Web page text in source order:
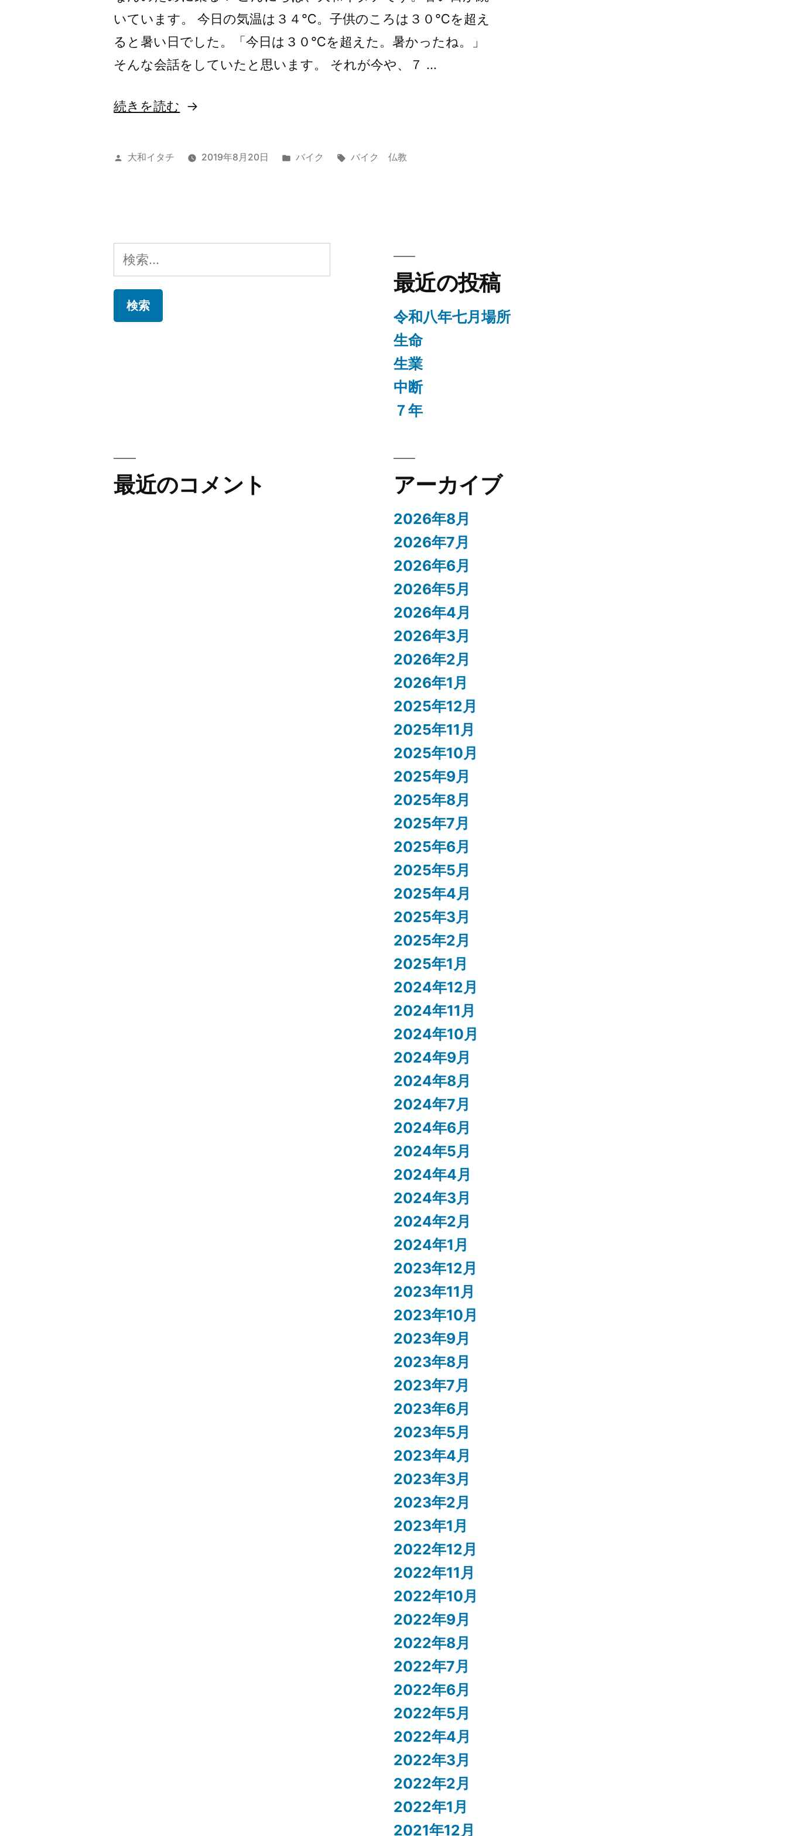
いています。 今日の気温は３４℃。子供のころは３０℃を超え
ると暑い日でした。「今日は３０℃を超えた。暑かったね。」
そんな会話をしていたと思います。 それが今や、７ …
“バ
ク
が
楽
し
い
続きを読む
投
大和イタチ 2019年8月20日
カ
バイク
タ
バイク 仏教
検
索:
最近の投稿
令和八年七月場所
生命
生業
中断
７年
最近のコメント アーカイブ
2026年8月
2026年7月
2026年6月
2026年5月
2026年4月
2026年3月
2026年2月
2026年1月
2025年12月
2025年11月
2025年10月
2025年9月
2025年8月
2025年7月
2025年6月
2025年5月
2025年4月
2025年3月
2025年2月
2025年1月
2024年12月
2024年11月
2024年10月
2024年9月
2024年8月
2024年7月
2024年6月
2024年5月
2024年4月
2024年3月
2024年2月
2024年1月
2023年12月
2023年11月
2023年10月
2023年9月
2023年8月
2023年7月
2023年6月
2023年5月
2023年4月
2023年3月
2023年2月
2023年1月
2022年12月
2022年11月
2022年10月
2022年9月
2022年8月
2022年7月
2022年6月
2022年5月
2022年4月
2022年3月
2022年2月
2022年1月
2021年12月